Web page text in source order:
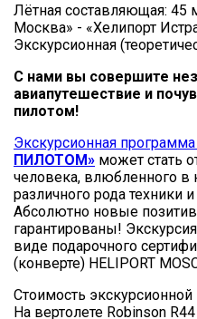
Лётная составляющая: 45
Москва» - «Хелипорт
Экскурсионная
С нами вы совершите
авиапутешествие и
пилотом!
Экскурсионная программа
ПИЛОТОМ» может стать
человека, влюбленного в
различного рода
Абсолютно новые
гарантированы!
виде подарочного
(конверте) HELIPORT
Стоимость
На вертолете Robinson